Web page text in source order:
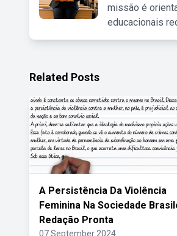
missão é
educacionais
Related Posts
A Persistência Da Violência
Feminina Na Sociedade
Redação Pronta
07 September 2024